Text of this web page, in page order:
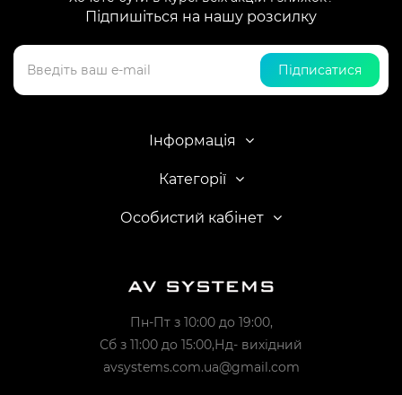
Підпишіться на нашу розсилку
Підписатися
Інформація
Категорії
Особистий кабінет
Пн-Пт з 10:00 до 19:00,
Сб з 11:00 до 15:00,Нд- вихідний
avsystems.com.ua@gmail.com